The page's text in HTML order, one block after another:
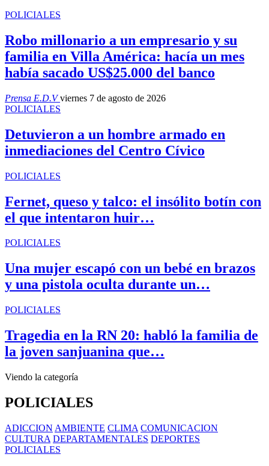
POLICIALES
Robo millonario a un empresario y su
familia en Villa América: hacía un mes
había sacado US$25.000 del banco
Prensa E.D.Vviernes 7 de agosto de 2026
POLICIALES
Detuvieron a un hombre armado en
inmediaciones del Centro Cívico
POLICIALES
Fernet, queso y talco: el insólito botín con
el que intentaron huir…
POLICIALES
Una mujer escapó con un bebé en brazos
y una pistola oculta durante un…
POLICIALES
Tragedia en la RN 20: habló la familia de
la joven sanjuanina que…
Viendo la categoría
POLICIALES
ADICCION AMBIENTE CLIMA COMUNICACION
CULTURA DEPARTAMENTALES DEPORTES
POLICIALES